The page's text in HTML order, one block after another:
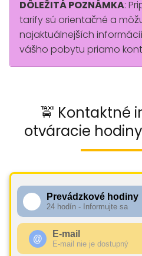
DÔLEŽITÁ POZNÁMKA:
tarify sú orientačné a
najaktuálnejších
vášho pobytu priamo
🚖 Kontaktné
otváracie
Prevádzkové hodiny
24 hodín - Informujte sa
@ E-mail
E-mail nie je dostupný